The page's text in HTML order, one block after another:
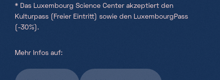
* Das Luxembourg Science Center akzeptiert den
Kulturpass (Freier Eintritt) sowie den LuxembourgPass
(-30%).
Mehr Infos auf: